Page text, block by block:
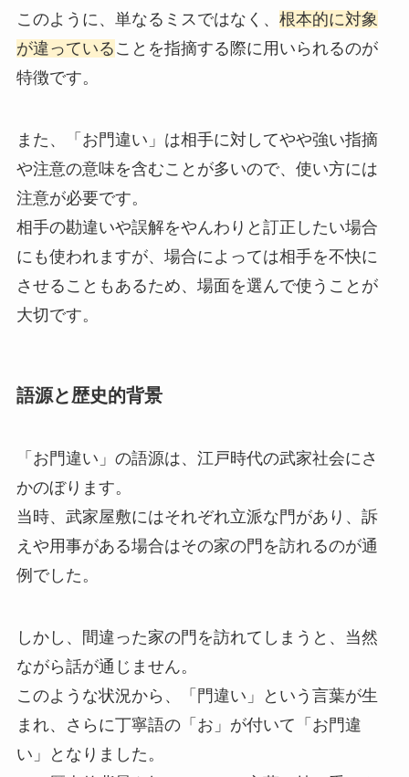
このように、単なるミスではなく、 根本的に対象
が違っている ことを指摘する際に用いられるのが
特徴です。
また、「お門違い」は相手に対してやや強い指摘
や注意の意味を含むことが多いので、使い方には
注意が必要です。
相手の勘違いや誤解をやんわりと訂正したい場合
にも使われますが、場合によっては相手を不快に
させることもあるため、場面を選んで使うことが
大切です。
語源と歴史的背景
「お門違い」の語源は、江戸時代の武家社会にさ
かのぼります。
当時、武家屋敷にはそれぞれ立派な門があり、訴
えや用事がある場合はその家の門を訪れるのが通
例でした。
しかし、間違った家の門を訪れてしまうと、当然
ながら話が通じません。
このような状況から、「門違い」という言葉が生
まれ、さらに丁寧語の「お」が付いて「お門違
い」となりました。